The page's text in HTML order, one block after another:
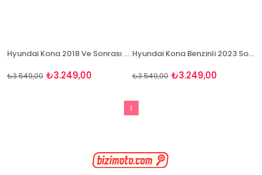
Hyundai Kona 2018 Ve Sonrası Paspas Ve Bagaj Havuzu Seti
₺3.249,00
₺3.549,00
Hyundai Kona Benzinli 2023 Sonrası 3D Havuzlu Paspas ve Üst Bagaj Havuzu Seti Bizymo
₺3.249,00
₺3.549,00
1